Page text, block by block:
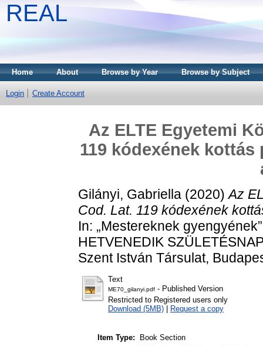
REAL
Home About Browse by Year Browse by Subject
Login Create Account
Az ELTE Egyetemi
119 kódexének
Gilányi, Gabriella (2020)Az
Cod. Lat. 119 kódexének
In: „Mestereknek
HETVENEDIK
Szent István Társulat,
Text
ME70_gilanyi.pdf - Published Version
Restricted to Registered users only
Download (5MB)
Request a copy
Item Type:
Book Section